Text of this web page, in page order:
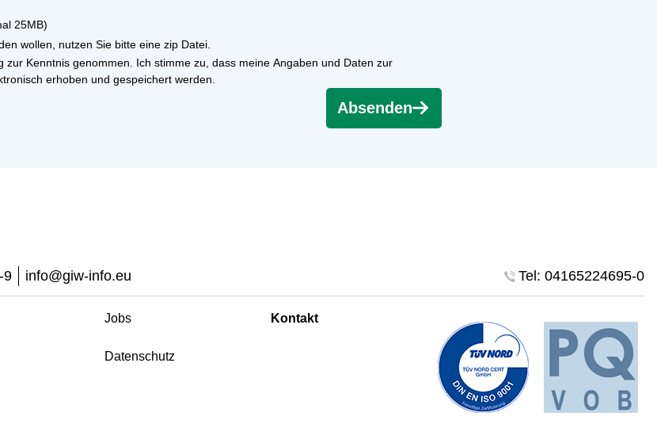
25MB)
wollen, nutzen Sie bitte eine zip Datei.
zur Kenntnis genommen. Ich stimme zu, dass meine Angaben und Daten zur
erhoben und gespeichert werden.
Absenden
9 info@giw-info.eu Tel: 04165224695-0
Jobs Kontakt
Datenschutz